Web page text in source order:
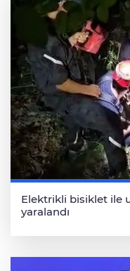
Elektrikli bisiklet ile
yaralandı